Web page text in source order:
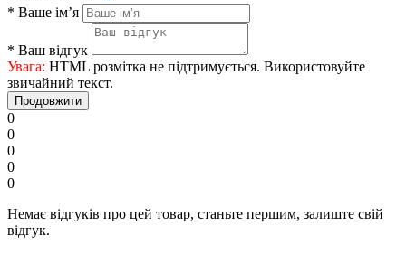
* Ваше ім’я
* Ваш відгук
Увага: HTML розмітка не підтримується. Використовуйте
звичайний текст.
Продовжити
0
0
0
0
0
Немає відгуків про цей товар, станьте першим, залиште свій
відгук.